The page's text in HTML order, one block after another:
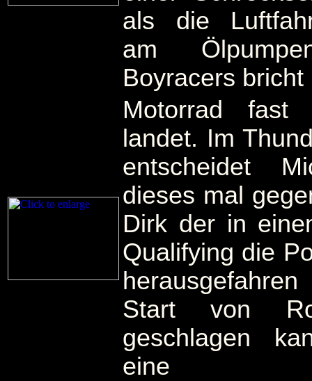
als die
am
Boyracers
Motorrad
landet. Im
entscheidet
dieses mal
Dirk der in
Qualifying die
Start von
geschlagen
eine